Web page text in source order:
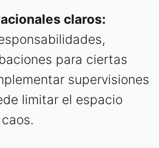
claros:
para ciertas
supervisiones
limitar el espacio